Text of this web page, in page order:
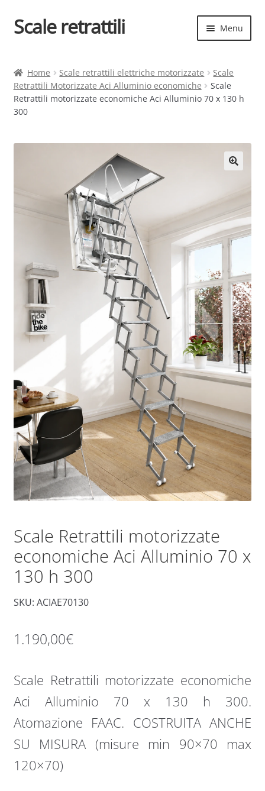
Vai
alla
Vai
al
Scale retrattili Menu
il
child
Contatti
Cart
il
menu
child
Home Scale retrattili elettriche motorizzate
Scale
Retrattili Motorizzate Aci Alluminio economiche
Scale
Retrattili motorizzate economiche Aci Alluminio 70 x 130 h
300
Scale Retrattili motorizzate
economiche Aci Alluminio 70 x
130 h 300
SKU: ACIAE70130
1.190,00€
Scale Retrattili motorizzate economiche
Aci Alluminio 70 x 130 h 300.
Atomazione FAAC. COSTRUITA ANCHE
SU MISURA (misure min 90×70 max
120×70)